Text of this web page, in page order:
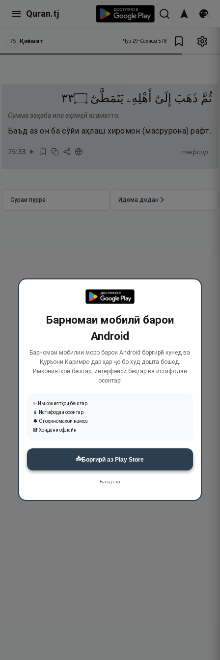
Quran.tj
75 Қиёмат Ҷуз 29•Саҳифа 578
ثُمَّ ذَهَبَ إِلَىٰٓ أَهْلِهِۦ يَتَمَطَّىٰٓ ۝٣٣
Сумма заҳаба ила аҳлиҳӣ ятаматто.
Баъд аз он ба сӯйи аҳлаш хиромон (масрурона) рафт.
75:33 тафсир
Сураи пурра Идома додан
Барномаи мобилӣ барои
Android
Барномаи мобилии моро барои Android боргирӣ кунед ва
Қуръони Каримро дар ҳар ҷо бо худ дошта бошед.
Имкониятҳои бештар, интерфейси беҳтар ва истифодаи
осонтар!
✨ Имкониятҳои бештар
📱 Истифодаи осонтар
🔔 Огоҳиномаҳои намоз
💾 Хондани офлайн
📥Боргирӣ аз Play Store
Баъдтар